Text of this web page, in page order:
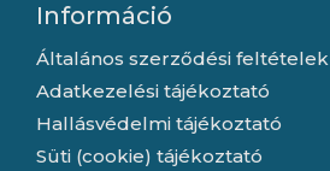
Információ
Általános szerződési feltételek
Adatkezelési tájékoztató
Hallásvédelmi tájékoztató
Süti (cookie) tájékoztató